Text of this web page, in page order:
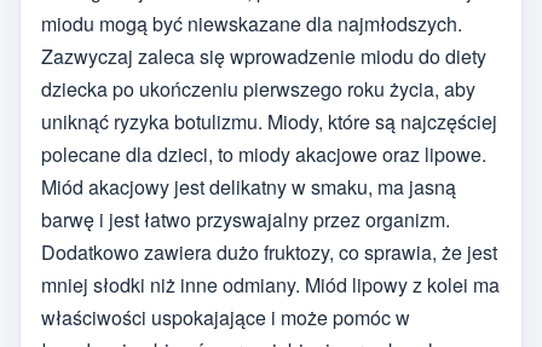
miodu mogą być niewskazane dla najmłodszych.
Zazwyczaj zaleca się wprowadzenie miodu do diety
dziecka po ukończeniu pierwszego roku życia, aby
uniknąć ryzyka botulizmu. Miody, które są najczęściej
polecane dla dzieci, to miody akacjowe oraz lipowe.
Miód akacjowy jest delikatny w smaku, ma jasną
barwę i jest łatwo przyswajalny przez organizm.
Dodatkowo zawiera dużo fruktozy, co sprawia, że jest
mniej słodki niż inne odmiany. Miód lipowy z kolei ma
właściwości uspokajające i może pomóc w